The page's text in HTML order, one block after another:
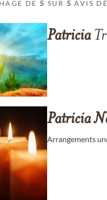
DE 5 SUR 5 AVIS
Patricia
Patricia
Arrangements